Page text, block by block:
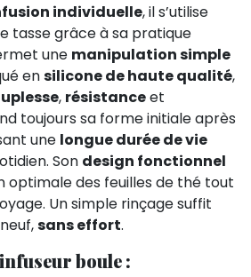
individuelle, il s’utilise
tasse grâce à sa pratique
une manipulation simple
ensilicone de haute qualité,
, résistanceet
toujours sa forme initiale après
une longue durée de vie
Son design fonctionnel
optimale des feuilles de thé tout
Un simple rinçage suffit
sans effort.
boule :